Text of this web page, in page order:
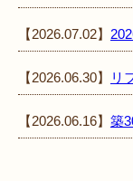
【2026.07.02】
【2026.06.30】 リ
【2026.06.16】 築